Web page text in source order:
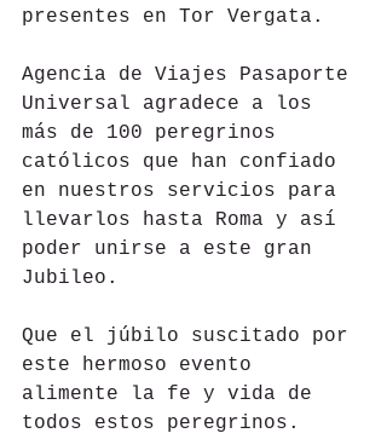
presentes en Tor Vergata.
Agencia de Viajes Pasaporte
Universal agradece a los
más de 100 peregrinos
católicos que han confiado
en nuestros servicios para
llevarlos hasta Roma y así
poder unirse a este gran
Jubileo.
Que el júbilo suscitado por
este hermoso evento
alimente la fe y vida de
todos estos peregrinos.